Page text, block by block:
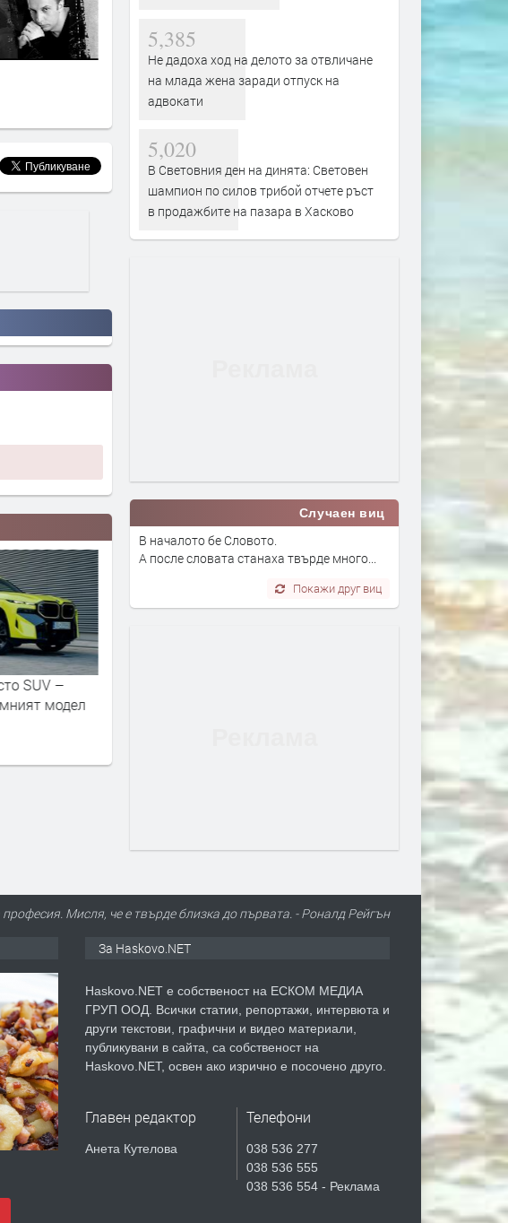
Община Хасково започна акция
срещу изоставените
автомобили
Българските улици се
"мръсните" дизели на
SUV –
модел
пленява, без да ви
преди 2 седмици
5,385
Не дадоха ход на делото за отвличане
на млада жена заради отпуск на
адвокати
5,020
В Световния ден на динята: Световен
шампион по силов трибой отчете ръст
в продажбите на пазара в Хасково
Случаен виц
В началото бе Словото.
А после словата станаха твърде много...
Покажи друг виц
Мисля, че е твърде близка до първата. - Роналд Рейгън
За Haskovo.NET
Haskovo.NET е собственост на ЕСКОМ МЕДИА
ГРУП ООД. Всички статии, репортажи, интервюта и
други текстови, графични и видео материали,
публикувани в сайта, са собственост на
Haskovo.NET, освен ако изрично е посочено друго.
Главен редактор
Анета Кутелова
Телефони
038 536 277
038 536 555
038 536 554 - Реклама